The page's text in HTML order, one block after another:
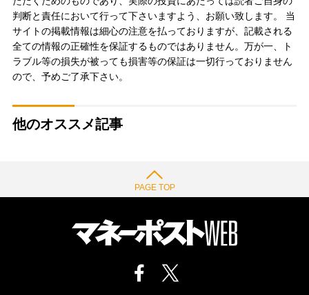
判断と責任において行って下さいますよう、お願い致します。 当
サイトの掲載情報は細心の注意を払っておりますが、記載される
全ての情報の正確性を保証するものではありません。万が一、ト
ラブル等の損失が被っても損害等の保証は一切行っておりません
ので、予めご了承下さい。
他のオススメ記事
PAGE TOP